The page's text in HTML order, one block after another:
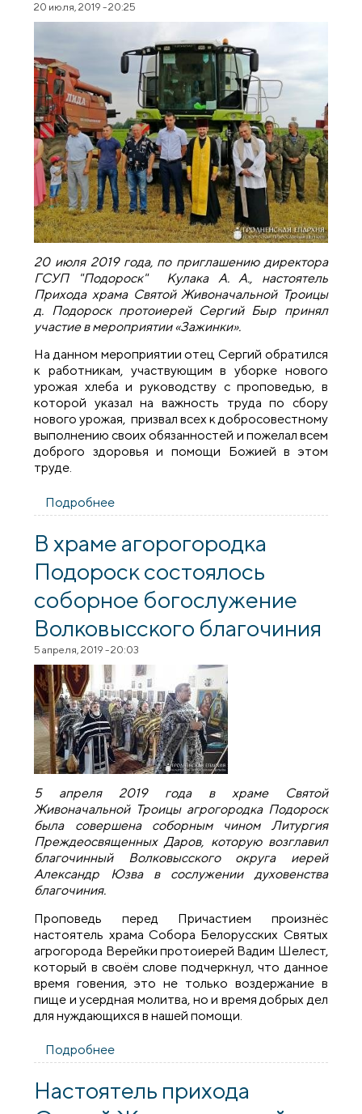
20 июля, 2019 - 20:25
20 июля 2019 года, по приглашению директора
ГСУП "Подороск" Кулака А. А., настоятель
Прихода храма Святой Живоначальной Троицы
д. Подороск протоиерей Сергий Быр принял
участие в мероприятии «Зажинки».
На данном мероприятии отец Сергий обратился
к работникам, участвующим в уборке нового
урожая хлеба и руководству с проповедью, в
которой указал на важность труда по сбору
нового урожая, призвал всех к добросовестному
выполнению своих обязанностей и пожелал всем
доброго здоровья и помощи Божией в этом
труде.
Подробнее
принял участие в мероприятии
В храме агорогородка
Подороск состоялось
соборное богослужение
Волковысского благочиния
5 апреля, 2019 - 20:03
5 апреля 2019 года в храме Святой
Живоначальной Троицы агрогородка Подороск
была совершена соборным чином Литургия
Преждеосвященных Даров, которую возглавил
благочинный Волковысского округа иерей
Александр Юзва в сослужении духовенства
благочиния.
Проповедь перед Причастием произнёс
настоятель храма Собора Белорусских Святых
агрогорода Верейки протоиерей Вадим Шелест,
который в своём слове подчеркнул, что данное
время говения, это не только воздержание в
пище и усердная молитва, но и время добрых дел
для нуждающихся в нашей помощи.
Подробнее
состоялось соборное богослужение
Настоятель прихода